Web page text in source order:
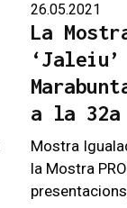
26.05.2021
La
a la 32a
Mostra
la Mostra